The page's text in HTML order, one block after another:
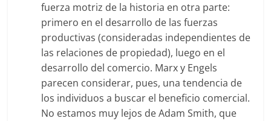
fuerza motriz de la historia en otra parte:
primero en el desarrollo de las fuerzas
productivas (consideradas independientes de
las relaciones de propiedad), luego en el
desarrollo del comercio. Marx y Engels
parecen considerar, pues, una tendencia de
los individuos a buscar el beneficio comercial.
No estamos muy lejos de Adam Smith, que